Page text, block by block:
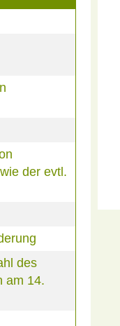
der evtl.
des
am 14.